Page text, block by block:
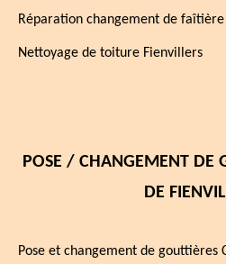
Réparation changement de
Nettoyage de toiture Fienvillers
POSE / CHANGEMENT DE
DE
Pose et changement de gouttières